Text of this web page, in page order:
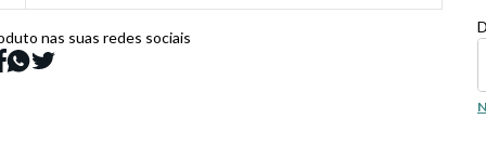
nas suas redes sociais